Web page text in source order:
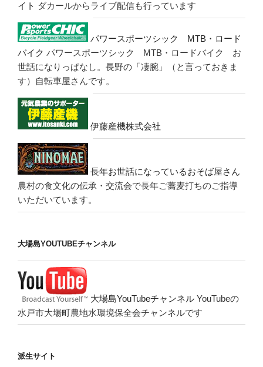
イト ダカールからライブ配信も行っています
パワースポーツシック MTB・ロード
バイク パワースポーツシック MTB・ロードバイク お
世話になりっぱなし。長野の「凄腕」（と言っておきま
す）自転車屋さんです。
伊藤産機株式会社
長年お世話になっているおそば屋さん
農村の食文化の伝承・交流会で長年ご蕎麦打ちのご指導
いただいています。
大場島YOUTUBEチャンネル
大場島YouTubeチャンネル YouTubeの
水戸市大場町農地水環境保全会チャンネルです
派生サイト